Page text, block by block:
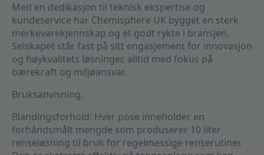
Med en dedikasjon til teknisk ekspertise og
kundeservice har Chemisphere UK bygget en sterk
merkevarekjennskap og et godt rykte i bransjen.
Selskapet står fast på sitt engasjement for innovasjon
og høykvalitets løsninger, alltid med fokus på
bærekraft og miljøansvar.
Bruksanvisning:
Blandingsforhold: Hver pose inneholder en
forhåndsmålt mengde som produserer 10 liter
renseløsning til bruk for regelmessige renserutiner.